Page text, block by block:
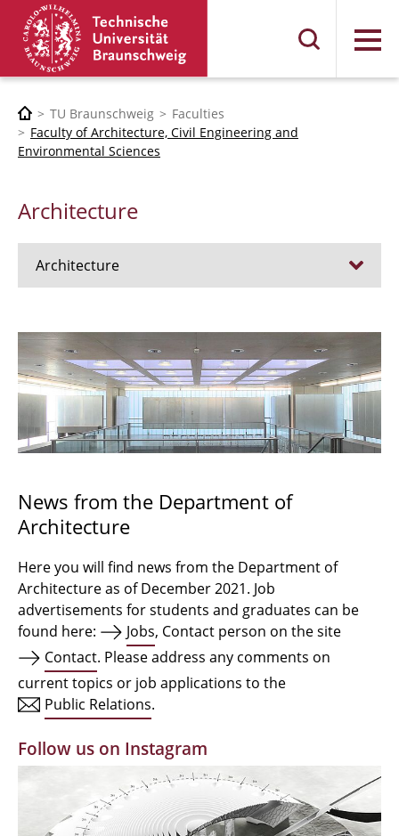
Menu
TU Braunschweig
Faculties
Faculty of Architecture, Civil Engineering and
Environmental Sciences
Architecture
Architecture
Admission procedure 2024
Bachelor Architecture
Bachelor Architecture+
Qualification profile
Semester Programme
Internationales
Facilities
Alumni | cloud club
Documents and Downloads
News from the Department of
Architecture
Here you will find news from the Department of
Architecture as of December 2021. Job
advertisements for students and graduates can be
found here:
Jobs, Contact person on the site
Contact. Please address any comments on
current topics or job applications to the
Public Relations.
Follow us on Instagram